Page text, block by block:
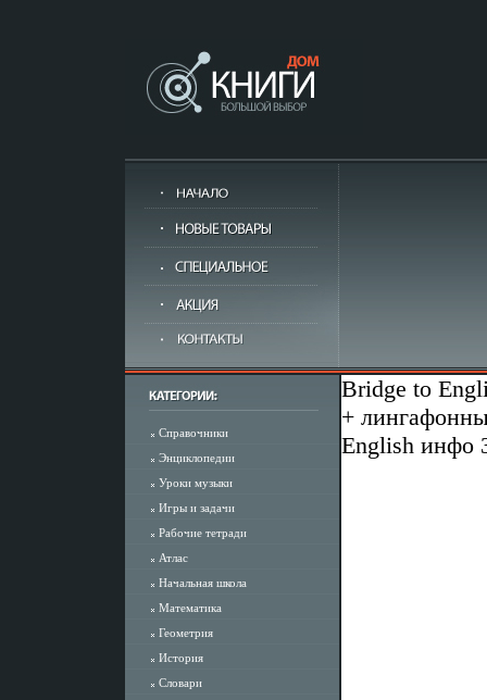
Справочники
Энциклопедии
Уроки музыки
Игры и задачи
Рабочие тетради
Атлас
Начальная школа
Математика
Геометрия
История
Словари
Bridge to
+
English инфо